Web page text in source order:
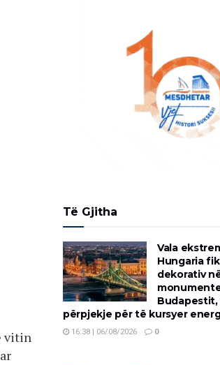
vitin
Të Gjitha
Vala
Hungaria
dekorativ
Budapestit,
përpjekje për të kursyer
16:38 | 06/08/2026 0